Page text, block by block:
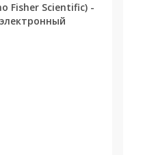
Fisher Scientific) -